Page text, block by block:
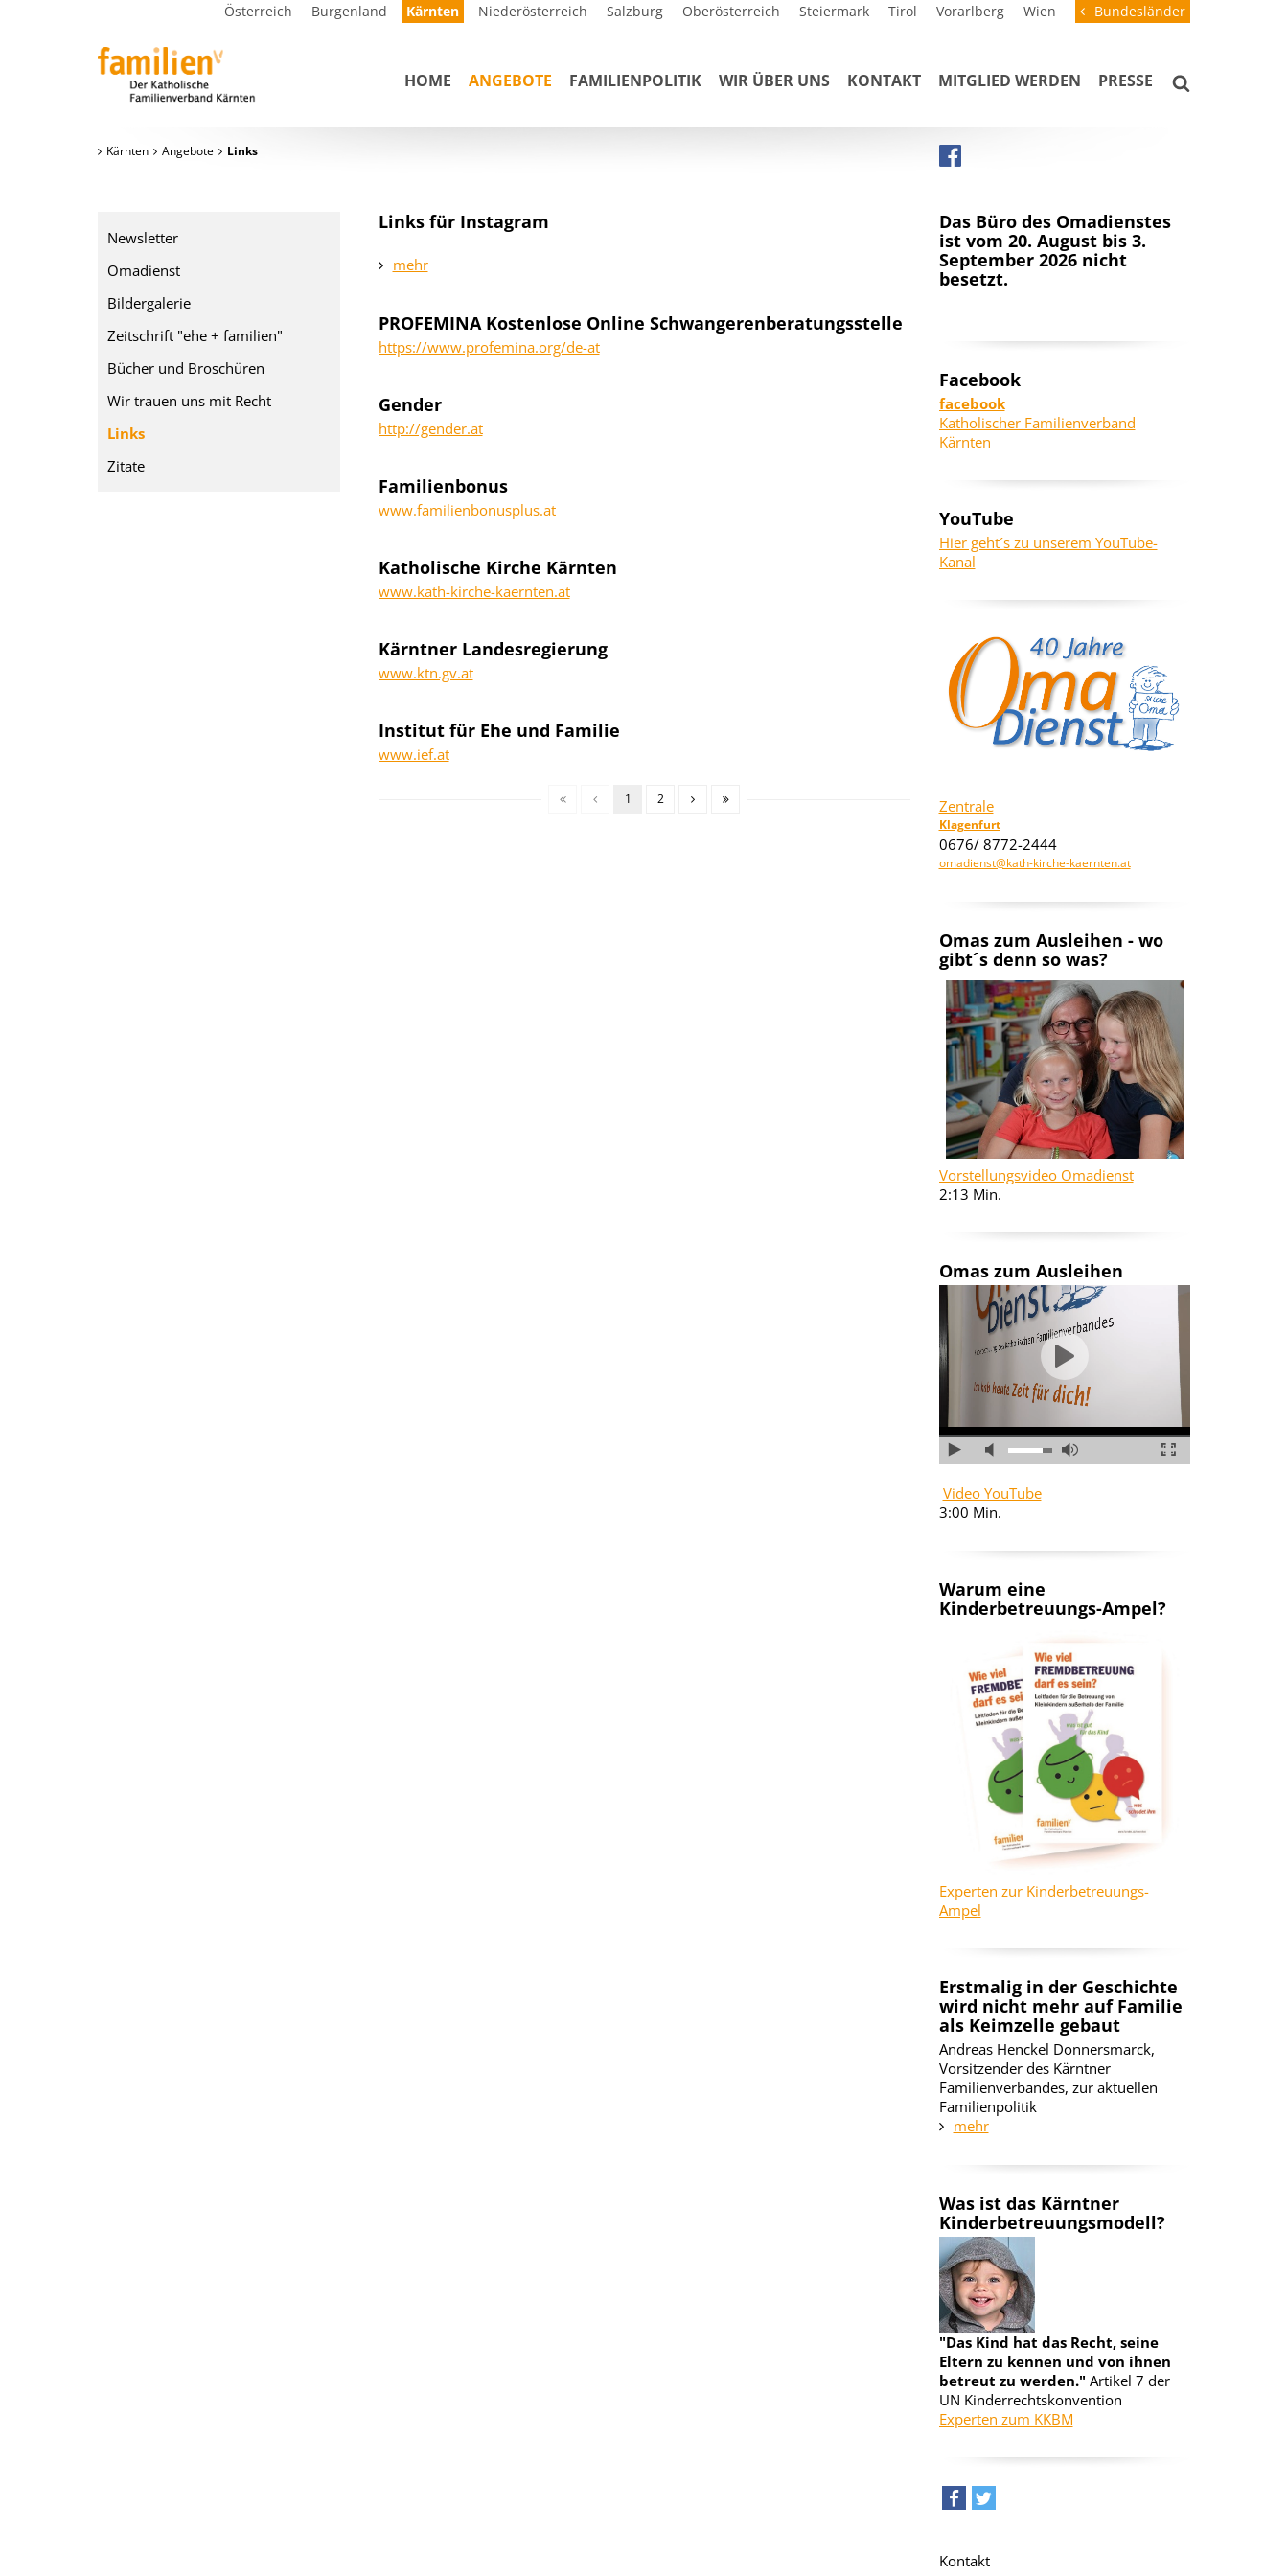
Österreich Burgenland Kärnten Niederösterreich Salzburg Oberösterreich Steiermark Tirol Vorarlberg Wien Bundesländer
HOME ANGEBOTE FAMILIENPOLITIK WIR ÜBER UNS KONTAKT MITGLIED WERDEN PRESSE
Kärnten Angebote Links
Links für Instagram
mehr
PROFEMINA Kostenlose Online Schwangerenberatungsstelle
https://www.profemina.org/de-at
Gender
http://gender.at
Familienbonus
www.familienbonusplus.at
Katholische Kirche Kärnten
www.kath-kirche-kaernten.at
Kärntner Landesregierung
www.ktn.gv.at
Institut für Ehe und Familie
www.ief.at
1 2
Newsletter
Omadienst
Bildergalerie
Zeitschrift "ehe + familien"
Bücher und Broschüren
Wir trauen uns mit Recht
Links
Zitate
Das Büro des Omadienstes
ist vom 20. August bis 3.
September 2026 nicht
besetzt.
Facebook
facebook
Katholischer Familienverband
Kärnten
YouTube
Hier geht´s zu unserem YouTube-
Kanal
Zentrale
Klagenfurt
0676/ 8772-2444
omadienst@kath-kirche-kaernten.at
Omas zum Ausleihen - wo
gibt´s denn so was?
Vorstellungsvideo Omadienst
2:13 Min.
Omas zum Ausleihen
Video YouTube
3:00 Min.
Warum eine
Kinderbetreuungs-Ampel?
Experten zur Kinderbetreuungs-
Ampel
Erstmalig in der Geschichte
wird nicht mehr auf Familie
als Keimzelle gebaut
Andreas Henckel Donnersmarck,
Vorsitzender des Kärntner
Familienverbandes, zur aktuellen
Familienpolitik
mehr
Was ist das Kärntner
Kinderbetreuungsmodell?
"Das Kind hat das Recht, seine
Eltern zu kennen und von ihnen
betreut zu werden." Artikel 7 der
UN Kinderrechtskonvention
Experten zum KKBM
Kontakt